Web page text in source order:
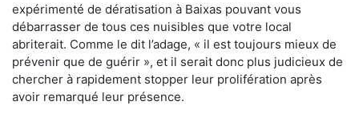
expérimenté de dératisation à Baixas pouvant vous
débarrasser de tous ces nuisibles que votre local
abriterait. Comme le dit l’adage, « il est toujours mieux de
prévenir que de guérir », et il serait donc plus judicieux de
chercher à rapidement stopper leur prolifération après
avoir remarqué leur présence.